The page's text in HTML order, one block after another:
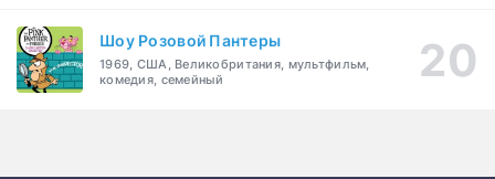
Шоу Розовой Пантеры
1969, США, Великобритания, мультфильм,
комедия, семейный